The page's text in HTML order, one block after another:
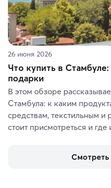
26 июня 2026
Что купить в
подарки
В этом обзоре
Стамбула: к каким
средствам, текстильным
стоит присмотреться и
аутентичных лавках — в
Смотреть